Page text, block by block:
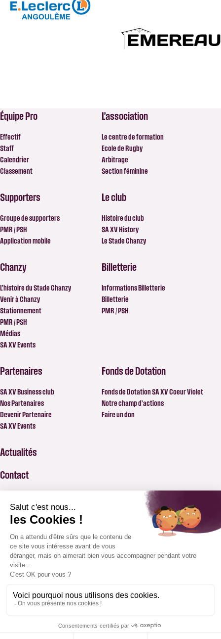
Équipe Pro
Effectif
Staff
Calendrier
Classement
L’association
Le centre de formation
Ecole de Rugby
Arbitrage
Section féminine
Supporters
Groupe de supporters
PMR / PSH
Application mobile
Le club
Histoire du club
SA XV History
Le Stade Chanzy
Chanzy
L’histoire du Stade Chanzy
Venir à Chanzy
Stationnement
PMR / PSH
Médias
SA XV Events
Billetterie
Informations Billetterie
Billetterie
PMR / PSH
Partenaires
SA XV Business club
Nos Partenaires
Devenir Partenaire
SA XV Events
Fonds de Dotation
Fonds de Dotation SA XV Coeur Violet
Notre champ d’actions
Faire un don
Actualités
Contact
BILLETTERIE
APPLICATION SAXV
BOUTIQUE
ABONNEMENTS